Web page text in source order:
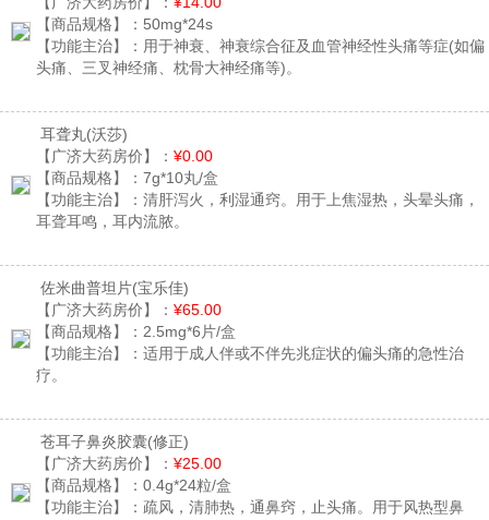
【商品规格】： 50mg*24s
【功能主治】： 用于神衰、神衰综合征及血管神经性头痛等症(如偏
头痛、三叉神经痛、枕骨大神经痛等)。
耳聋丸(沃莎)
【广济大药房价】： ¥0.00
【商品规格】： 7g*10丸/盒
【功能主治】： 清肝泻火，利湿通窍。用于上焦湿热，头晕头痛，
耳聋耳鸣，耳内流脓。
佐米曲普坦片(宝乐佳)
【广济大药房价】： ¥65.00
【商品规格】： 2.5mg*6片/盒
【功能主治】： 适用于成人伴或不伴先兆症状的偏头痛的急性治
疗。
苍耳子鼻炎胶囊(修正)
【广济大药房价】： ¥25.00
【商品规格】： 0.4g*24粒/盒
【功能主治】： 疏风，清肺热，通鼻窍，止头痛。用于风热型鼻